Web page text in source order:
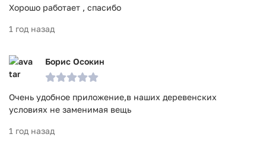
Хорошо работает , спасибо
1 год назад
Борис Осокин
Очень удобное приложение,в наших деревенских
условиях не заменимая вещь
1 год назад